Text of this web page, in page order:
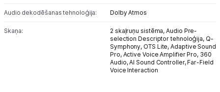
Audio dekodēšanas tehnoloģija: Dolby Atmos
Skaņa: 2 skaļruņu sistēma,Audio Pre-
selection Descriptor tehnoloģija, Q-
Symphony, OTS Lite,Adaptive Sound
Pro, Active Voice Amplifier Pro, 360
Audio,AI Sound Controller, Far-Field
Voice Interaction